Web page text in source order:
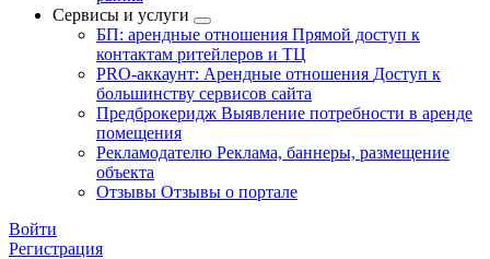
Сервисы и услуги
БП: арендные отношения Прямой доступ к
контактам ритейлеров и ТЦ
PRO-аккаунт: Арендные отношения Доступ к
большинству сервисов сайта
Предброкеридж Выявление потребности в аренде
помещения
Рекламодателю Реклама, баннеры, размещение
объекта
Отзывы Отзывы о портале
Войти
Регистрация